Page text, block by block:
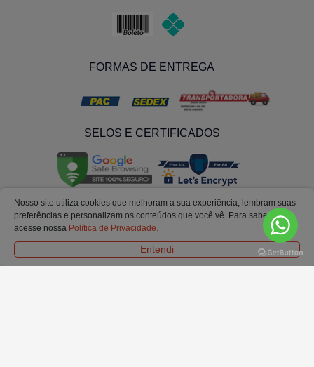
FORMAS DE ENTREGA
SELOS E CERTIFICADOS
Nosso site utiliza cookies que melhoram a sua experiência, lembram suas
preferências e personalizam os conteúdos que você vê. Para saber mais
acesse nossa Política de Privacidade.
Entendi